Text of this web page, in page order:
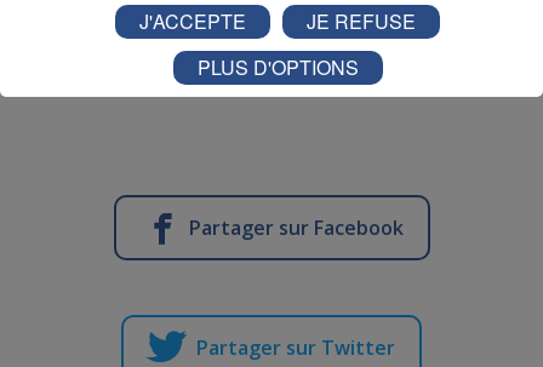
Technicien(ne) contrôle et qualité
mécanique travail métaux
Partager sur Facebook
Partager sur Twitter
J'ACCEPTE
JE REFUSE
PLUS D'OPTIONS